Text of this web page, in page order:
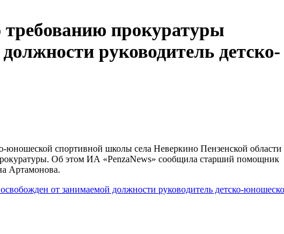
прокуратуры
руководитель детско-
юношеской спортивной школы села Неверкино Пензенской области
Об этом ИА «PenzaNews» сообщила старший помощник
Артамонова.